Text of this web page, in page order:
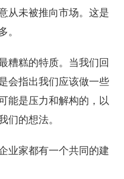
从未被推向市场。这是
。
糟糕的特质。当我们回
会指出我们应该做一些
能是压力和解构的，以
们的想法。
业家都有一个共同的建